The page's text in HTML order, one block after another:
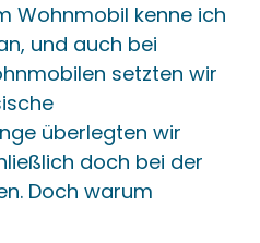
Wohnmobil kenne ich
und auch bei
setzten wir
überlegten wir
doch bei der
Doch warum